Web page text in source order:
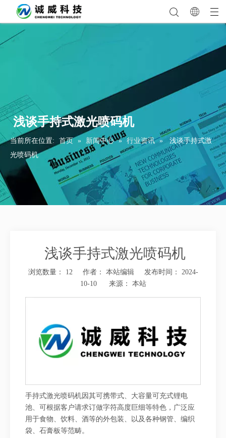
​ 浅谈手持式激光喷码机
当前所在位置: 首页 » 新闻中心 » 行业资讯 »
​ 浅谈手持式激
光喷码机
​ 浅谈手持式激光喷码机
浏览数量： 12作者： 本站编辑 发布时间： 2024-
10-10 来源： 本站
["wechat","weibo","qzone","douban","email"]
手持式激光喷码机因其可携带式、大容量可充式锂电
池、可根据客户请求订做字符高度巨细等特色，广泛应
用于食物、饮料、酒等的外包装、以及各种钢管、编织
袋、石膏板等范畴。